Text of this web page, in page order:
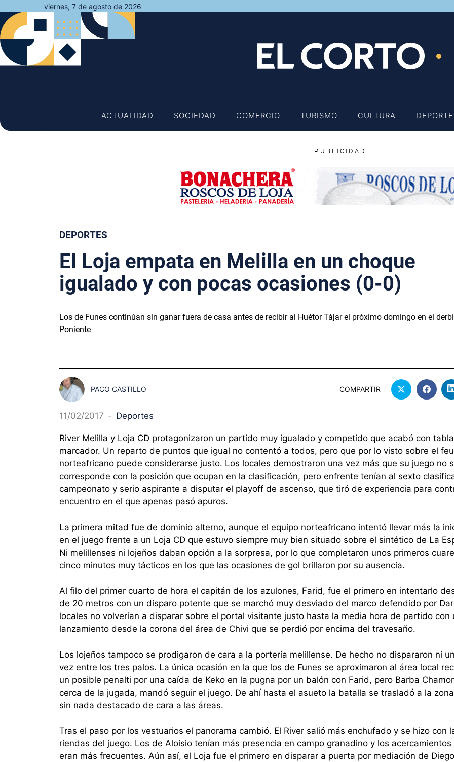
al
contenido
viernes, 7 de agosto de 2026
ACTUALIDAD SOCIEDAD COMERCIO TURISMO CULTURA
PUBLICIDAD
DEPORTES
El Loja empata en Melilla en un choque
igualado y con pocas ocasiones (0-0)
Los de Funes continúan sin ganar fuera de casa antes de recibir al Huétor Tájar el próximo domingo en el
Poniente
PACO CASTILLO COMPARTIR
11/02/2017 - Deportes
River Melilla y Loja CD protagonizaron un partido muy igualado y competido que acabó con
marcador. Un reparto de puntos que igual no contentó a todos, pero que por lo visto sobre el
norteafricano puede considerarse justo. Los locales demostraron una vez más que su juego no
corresponde con la posición que ocupan en la clasificación, pero enfrente tenían al sexto
campeonato y serio aspirante a disputar el playoff de ascenso, que tiró de experiencia para
encuentro en el que apenas pasó apuros.
La primera mitad fue de dominio alterno, aunque el equipo norteafricano intentó llevar más la
en el juego frente a un Loja CD que estuvo siempre muy bien situado sobre el sintético de La
Ni melillenses ni lojeños daban opción a la sorpresa, por lo que completaron unos primeros
cinco minutos muy tácticos en los que las ocasiones de gol brillaron por su ausencia.
Al filo del primer cuarto de hora el capitán de los azulones, Farid, fue el primero en intentarlo
de 20 metros con un disparo potente que se marchó muy desviado del marco defendido por
locales no volverían a disparar sobre el portal visitante justo hasta la media hora de partido con
lanzamiento desde la corona del área de Chivi que se perdió por encima del travesaño.
Los lojeños tampoco se prodigaron de cara a la portería melillense. De hecho no dispararon ni
vez entre los tres palos. La única ocasión en la que los de Funes se aproximaron al área local
un posible penalti por una caída de Keko en la pugna por un balón con Farid, pero Barba
cerca de la jugada, mandó seguir el juego. De ahí hasta el asueto la batalla se trasladó a la
sin nada destacado de cara a las áreas.
Tras el paso por los vestuarios el panorama cambió. El River salió más enchufado y se hizo con
riendas del juego. Los de Aloisio tenían más presencia en campo granadino y los acercamientos
eran más frecuentes. Aún así, el Loja fue el primero en disparar a puerta por mediación de